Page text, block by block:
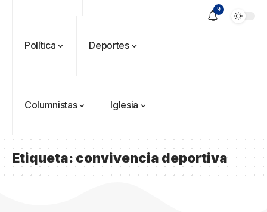
Política Deportes
Columnistas Iglesia
9
Etiqueta:convivencia deportiva